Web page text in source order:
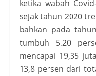
ketika wabah
sejak tahun 2020
bahkan pada
tumbuh 5,20
mencapai 19,35
13,8 persen dari